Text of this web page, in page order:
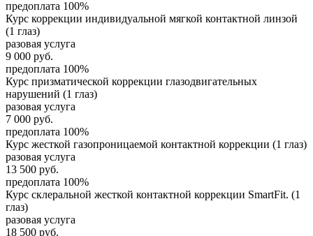
предоплата 100%
Курс коррекции индивидуальной мягкой контактной линзой
(1 глаз)
разовая услуга
9 000 руб.
предоплата 100%
Курс призматической коррекции глазодвигательных
нарушений (1 глаз)
разовая услуга
7 000 руб.
предоплата 100%
Курс жесткой газопроницаемой контактной коррекции (1 глаз)
разовая услуга
13 500 руб.
предоплата 100%
Курс склеральной жесткой контактной коррекции SmartFit. (1
глаз)
разовая услуга
18 500 руб.